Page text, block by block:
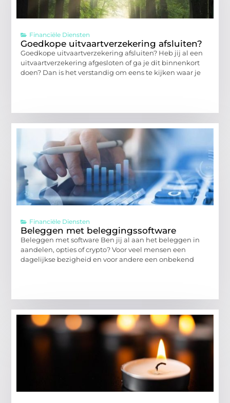
Financiële Diensten
Goedkope uitvaartverzekering afsluiten?
Goedkope uitvaartverzekering afsluiten? Heb jij al een
uitvaartverzekering afgesloten of ga je dit binnenkort
doen? Dan is het verstandig om eens te kijken waar je
Financiële Diensten
Beleggen met beleggingssoftware
Beleggen met software Ben jij al aan het beleggen in
aandelen, opties of crypto? Voor veel mensen een
dagelijkse bezigheid en voor andere een onbekend